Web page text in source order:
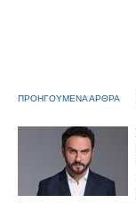
ΠΡΟΗΓΟΥΜΕΝΑ ΑΡΘΡΑ